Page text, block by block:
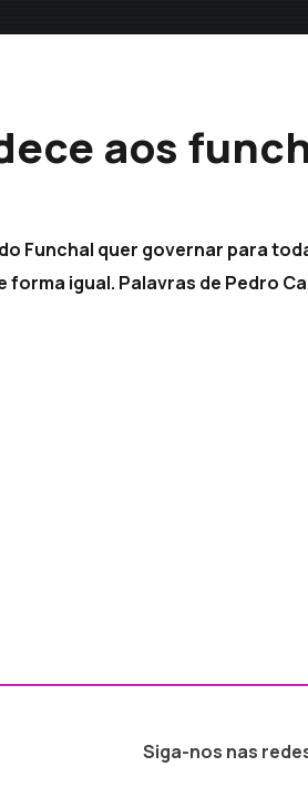
aos
Funchal quer governar para
igual. Palavras de Pedro
Siga-nos nas